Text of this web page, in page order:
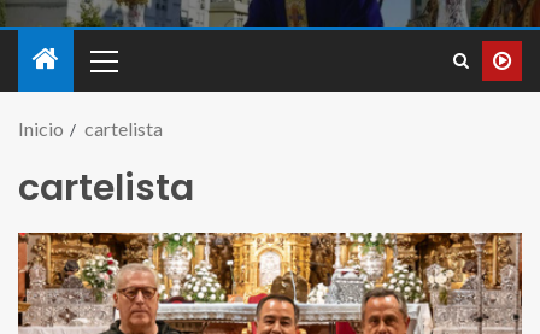
Inicio cartelista
cartelista